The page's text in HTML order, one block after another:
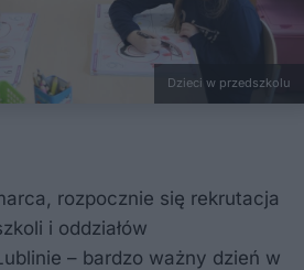
Dzieci w przedszkolu
rozpocznie się rekrutacja
i oddziałów
– bardzo ważny dzień w